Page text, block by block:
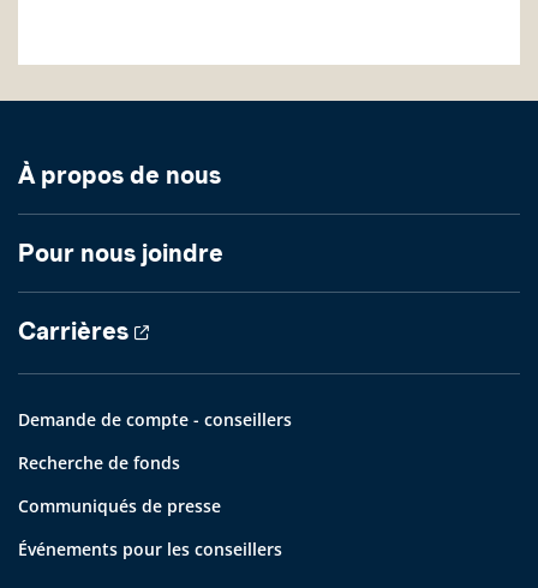
À propos de nous
Pour nous joindre
Carrières
Demande de compte - conseillers
Recherche de fonds
Communiqués de presse
Événements pour les conseillers